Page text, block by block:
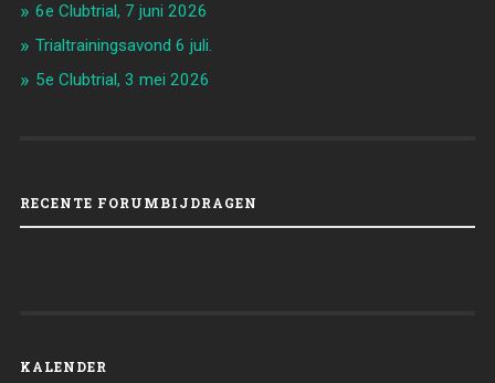
6e Clubtrial, 7 juni 2026
Trialtrainingsavond 6 juli.
5e Clubtrial, 3 mei 2026
RECENTE FORUMBIJDRAGEN
KALENDER